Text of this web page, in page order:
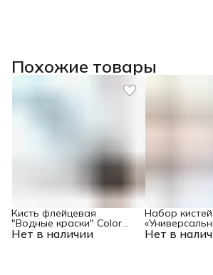
Похожие товары
Нет в наличии
Кисть флейцевая
"Водные краски" Color
Line 50 x 12 мм Matrix Нет в
Набор кистей
35 мм, 50 мм